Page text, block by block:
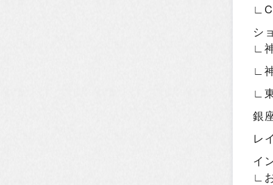
シ
∟
∟
∟
銀
レ
イ
∟